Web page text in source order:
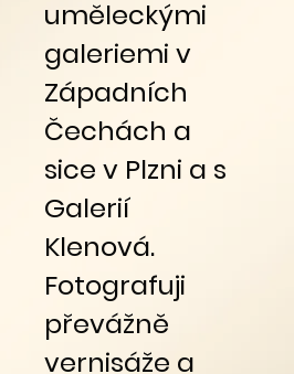
uměleckými
galeriemi v
Západních
Čechách a
sice v Plzni a s
Galerií
Klenová.
Fotografuji
převážně
vernisáže a